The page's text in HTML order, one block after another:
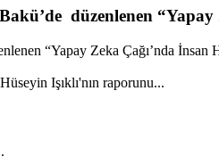
düzenlenen “Yapay
“Yapay Zeka Çağı’nda İnsan